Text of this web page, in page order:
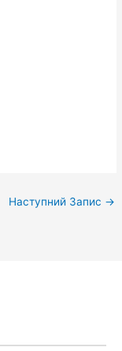
Наступний Запис →